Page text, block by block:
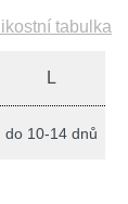
tabulka
L
do 10-14 dnů